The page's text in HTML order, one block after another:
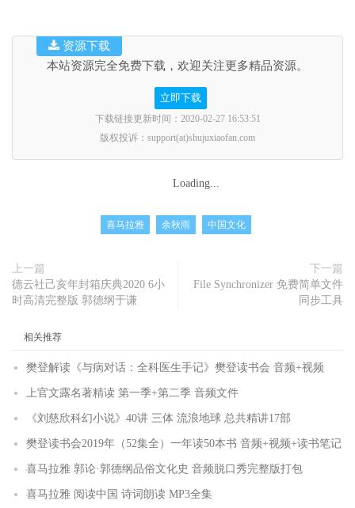
本站资源完全免费下载，欢迎关注更多精品资源。
立即下载
下载链接更新时间：2020-02-27 16:53:51
版权投诉：support(at)shujuxiaofan.com
资源下载
Loading...
喜马拉雅 余秋雨 中国文化
上一篇
德云社己亥年封箱庆典2020 6小
时高清完整版 郭德纲于谦
下一篇
File Synchronizer 免费简单文件
同步工具
相关推荐
樊登解读《与病对话：全科医生手记》樊登读书会 音频+视频
上官文露名著精读 第一季+第二季 音频文件
《刘慈欣科幻小说》40讲 三体 流浪地球 总共精讲17部
樊登读书会2019年（52集全）一年读50本书 音频+视频+读书笔记
喜马拉雅 郭论·郭德纲品俗文化史 音频脱口秀完整版打包
喜马拉雅 阅读中国 诗词朗读 MP3全集